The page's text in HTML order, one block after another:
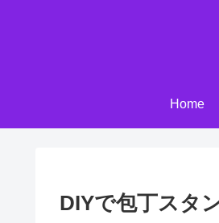
Home
DIYで包丁スタ